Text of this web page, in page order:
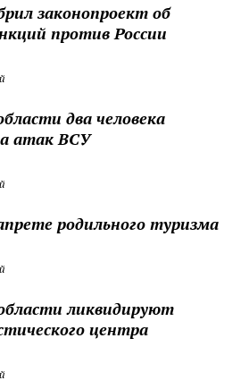
законопроект об
против России
два человека
атак ВСУ
родильного туризма
ликвидируют
центра